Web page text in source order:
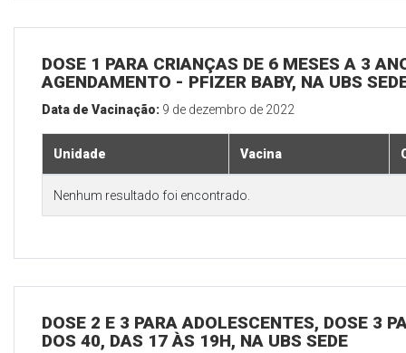
DOSE 1 PARA CRIANÇAS DE 6 MESES A 3
AGENDAMENTO - PFIZER BABY, NA UBS
Data de Vacinação: 9 de dezembro de 2022
Unidade Vacina
Nenhum resultado foi encontrado.
DOSE 2 E 3 PARA ADOLESCENTES, DOSE 3
DOS 40, DAS 17 ÀS 19H, NA UBS SEDE